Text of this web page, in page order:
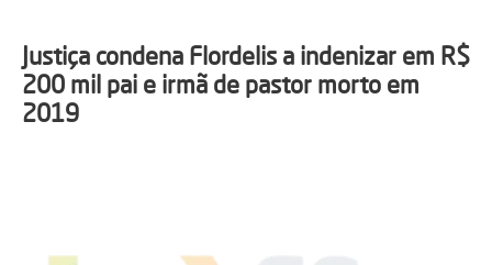
Justiça condena Flordelis a indenizar em R$
200 mil pai e irmã de pastor morto em
2019